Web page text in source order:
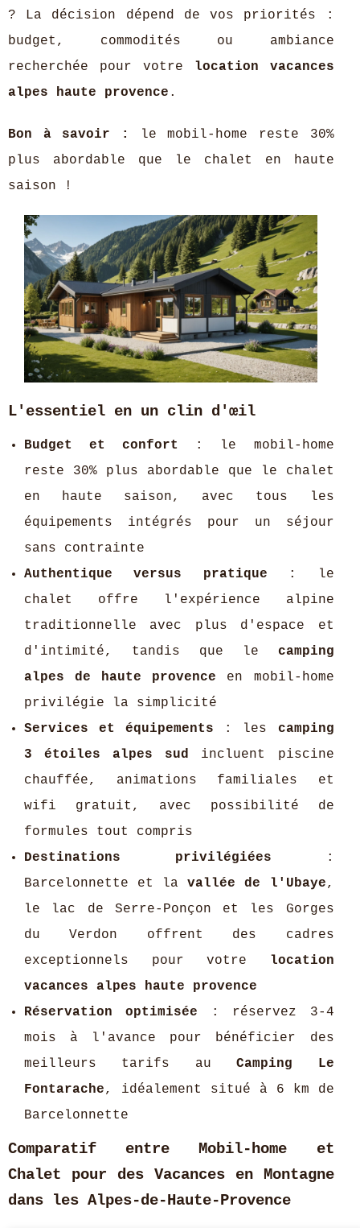
? La décision dépend de vos priorités :
budget, commodités ou ambiance
recherchée pour votre location vacances
alpes haute provence .
Bon à savoir : le mobil-home
reste 30%
plus abordable que le chalet en haute
saison !
L'essentiel en un clin d'œil
Budget et confort
: le mobil-home
reste 30% plus abordable que le chalet
en haute saison, avec tous les
équipements intégrés pour un séjour
sans contrainte
Authentique versus pratique : le
chalet offre l'expérience alpine
traditionnelle avec plus d'espace et
d'intimité, tandis que le camping
alpes de haute provence en mobil-home
privilégie la simplicité
Services et équipements : les camping
3 étoiles alpes sud incluent piscine
chauffée, animations familiales et
wifi gratuit, avec possibilité de
formules tout compris
Destinations privilégiées :
Barcelonnette et lavallée de l'Ubaye,
le lac de Serre-Ponçon et les Gorges
du Verdon offrent des cadres
exceptionnels pour votre
location
vacances alpes haute provence
Réservation optimisée : réservez 3-4
mois à l'avance pour bénéficier des
meilleurs tarifs auCamping Le
Fontarache, idéalement situé à 6 km de
Barcelonnette
Comparatif entre Mobil-home et
Chalet pour des Vacances en Montagne
dans les Alpes-de-Haute-Provence